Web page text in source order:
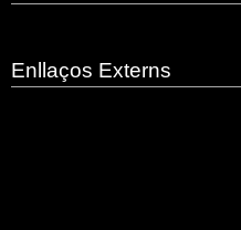
Enllaços Externs